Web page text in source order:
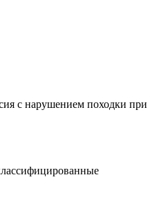
с нарушением походки при